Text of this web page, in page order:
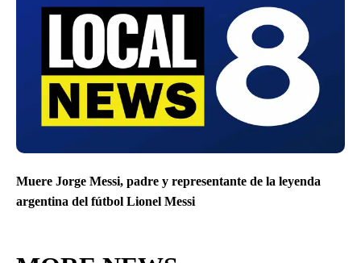
Muere Jorge Messi, padre y representante de la leyenda
argentina del fútbol Lionel Messi